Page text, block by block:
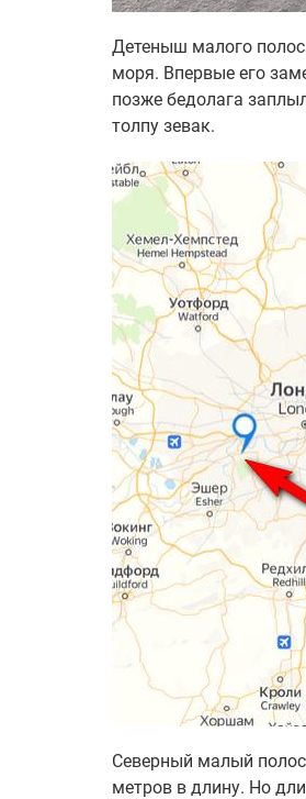
Детеныш малого
моря. Впервые его
позже бедолага
толпу зевак.
Северный малый
метров в длину. Но